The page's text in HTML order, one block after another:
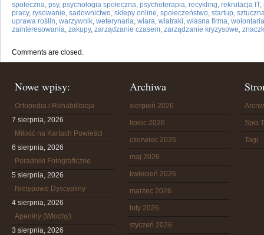
społeczna, psy, psychologia społeczna, psychoterapia, recykling, rekrutacja IT,
pracy, rysowanie, sadownictwo, sklepy online, społeczeństwo, startup,
uprawa roślin, warzywnik, weterynaria, wiara, wiatraki, własna firma,
zainteresowania, zakupy, zarządzanie czasem, zarządzanie kryzysowe,
Comments are closed.
Nowe wpisy:
Ortopedia i Rehabilitacja
7 sierpnia, 2026
Miłość na Kartach Powieści
6 sierpnia, 2026
Poradniki Fotograficzne
5 sierpnia, 2026
Nietypowe Dyscypliny
4 sierpnia, 2026
Apeniny (Włochy)
3 sierpnia, 2026
Archiwa
sierpień 2026
lipiec 2026
czerwiec 2026
maj 2026
kwiecień 2026
marzec 2026
luty 2026
styczeń 2026
Spis
Tagi